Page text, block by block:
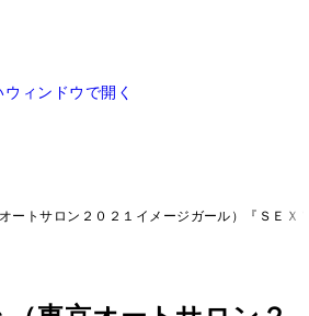
ウィンドウで開く
ートサロン２０２１イメージガール）『ＳＥＸ